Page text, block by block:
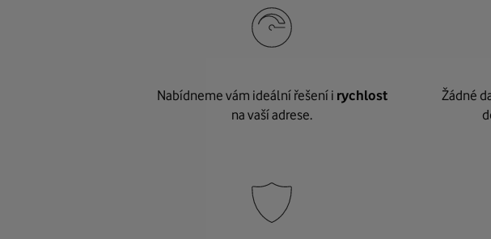
Nabídneme vám ideální řešení i rychlost
na vaší adrese.
Žádné